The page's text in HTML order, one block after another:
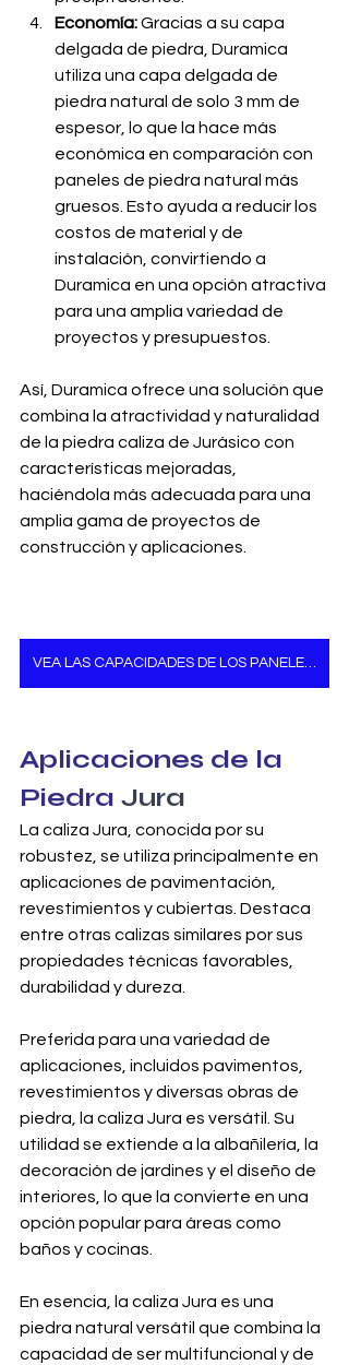
Economía: Gracias a su capa
delgada de piedra, Duramica
utiliza una capa delgada de
piedra natural de solo 3 mm de
espesor, lo que la hace más
económica en comparación con
paneles de piedra natural más
gruesos. Esto ayuda a reducir los
costos de material y de
instalación, convirtiendo a
Duramica en una opción atractiva
para una amplia variedad de
proyectos y presupuestos.
Así, Duramica ofrece una solución que
combina la atractividad y naturalidad
de la piedra caliza de Jurásico con
características mejoradas,
haciéndola más adecuada para una
amplia gama de proyectos de
construcción y aplicaciones.
VEA LAS CAPACIDADES DE LOS PANELES DE PIEDRA DURAMICA
Aplicaciones de la
Piedra Jura
La caliza Jura, conocida por su
robustez, se utiliza principalmente en
aplicaciones de pavimentación,
revestimientos y cubiertas. Destaca
entre otras calizas similares por sus
propiedades técnicas favorables,
durabilidad y dureza.
Preferida para una variedad de
aplicaciones, incluidos pavimentos,
revestimientos y diversas obras de
piedra, la caliza Jura es versátil. Su
utilidad se extiende a la albañilería, la
decoración de jardines y el diseño de
interiores, lo que la convierte en una
opción popular para áreas como
baños y cocinas.
En esencia, la caliza Jura es una
piedra natural versátil que combina la
capacidad de ser multifuncional y de